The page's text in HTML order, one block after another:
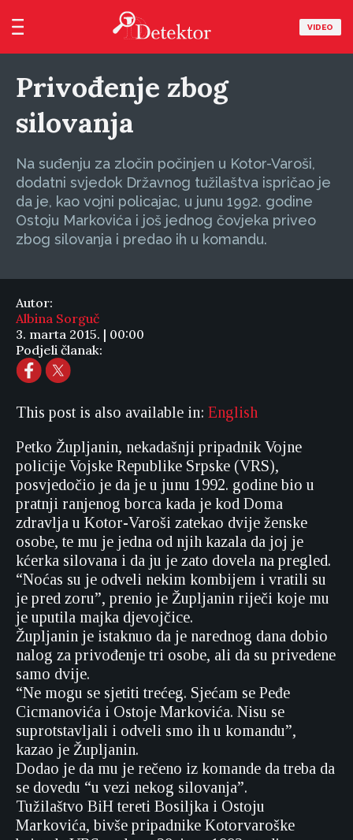
VIDEO
Privođenje zbog
silovanja
Na suđenju za zločin počinjen u Kotor-Varoši,
dodatni svjedok Državnog tužilaštva ispričao je
da je, kao vojni policajac, u junu 1992. godine
Ostoju Markovića i još jednog čovjeka priveo
zbog silovanja i predao ih u komandu.
Autor:
Albina Sorguč
3. marta 2015. | 00:00
Podjeli članak:
This post is also available in: English
Petko Župljanin, nekadašnji pripadnik Vojne
policije Vojske Republike Srpske (VRS),
posvjedočio je da je u junu 1992. godine bio u
pratnji ranjenog borca kada je kod Doma
zdravlja u Kotor-Varoši zatekao dvije ženske
osobe, te mu je jedna od njih kazala da joj je
kćerka silovana i da ju je zato dovela na pregled.
“Noćas su je odveli nekim kombijem i vratili su
je pred zoru”, prenio je Župljanin riječi koje mu
je uputila majka djevojčice.
Župljanin je istaknuo da je narednog dana dobio
nalog za privođenje tri osobe, ali da su privedene
samo dvije.
“Ne mogu se sjetiti trećeg. Sjećam se Peđe
Cicmanovića i Ostoje Markovića. Nisu se
suprotstavljali i odveli smo ih u komandu”,
kazao je Župljanin.
Dodao je da mu je rečeno iz komande da treba da
se dovedu “u vezi nekog silovanja”.
Tužilaštvo BiH tereti Bosiljka i Ostoju
Markovića, bivše pripadnike Kotorvaroške